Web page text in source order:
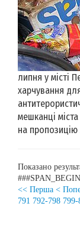
липня у місті
харчування
мешканці
на пропозицію
Показано
<< Перша <
791 792-798 799-